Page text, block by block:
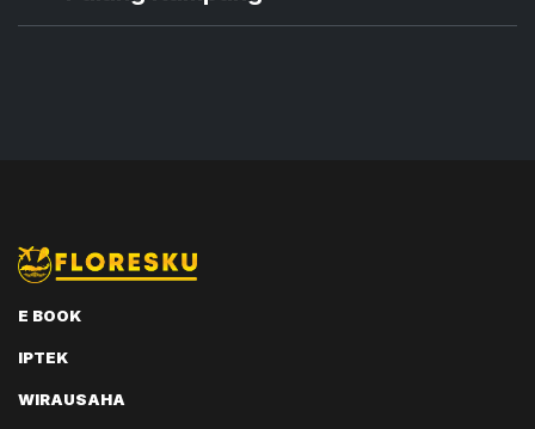
E BOOK
IPTEK
WIRAUSAHA